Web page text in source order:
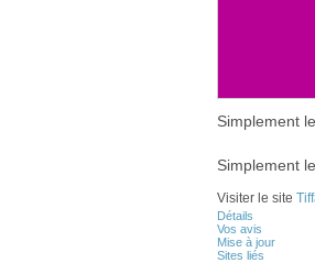
Simplement
Simplement
Visiter le site
Détails
Vos avis
Mise à jour
Sites liés